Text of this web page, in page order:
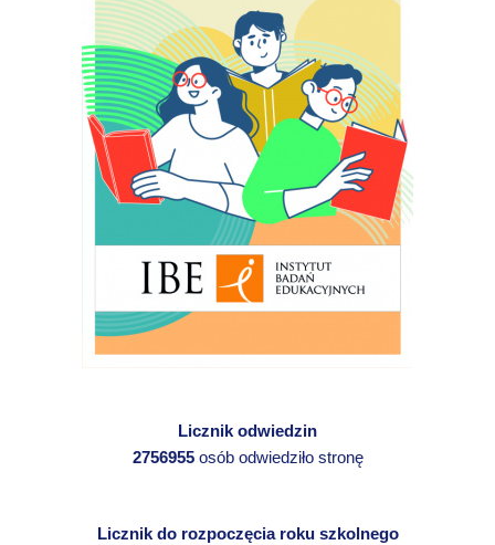
Licznik odwiedzin
2756955osób odwiedziło stronę
Licznik do rozpoczęcia roku szkolnego